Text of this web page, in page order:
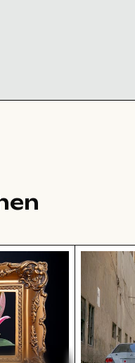
Goldrahmen
Bahrain